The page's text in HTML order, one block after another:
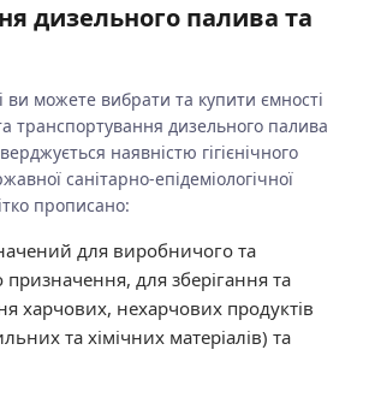
дизельного палива та
можете вибрати та купити ємності
транспортування дизельного палива
наявністю гігієнічного
санітарно-епідеміологічної
прописано:
для виробничого та
призначення, для зберігання та
харчових, нехарчових продуктів
та хімічних матеріалів) та